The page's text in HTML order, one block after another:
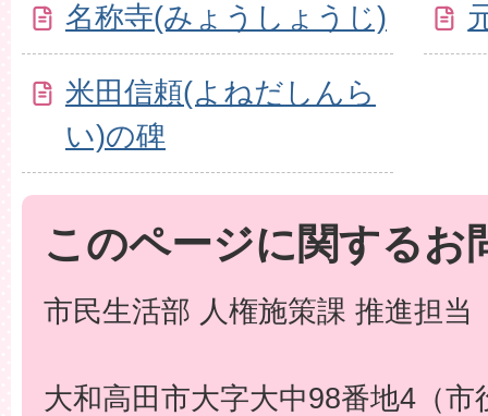
名称寺(みょうしょうじ)
米田信頼(よねだしんら
い)の碑
このページに関するお
市民生活部 人権施策課 推進担当
大和高田市大字大中98番地4（市